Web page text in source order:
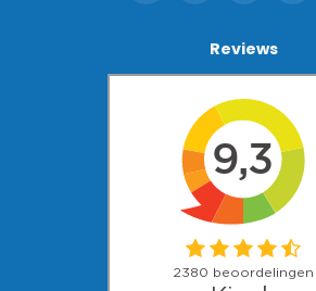
Reviews